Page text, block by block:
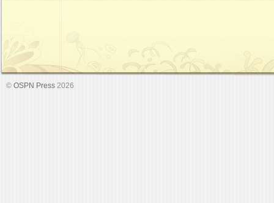
© OSPN Press 2026